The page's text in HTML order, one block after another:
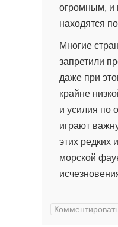
огромным, и
находятся
Многие
запретили
даже при
крайне
и усилия по
играют
этих редких
морской